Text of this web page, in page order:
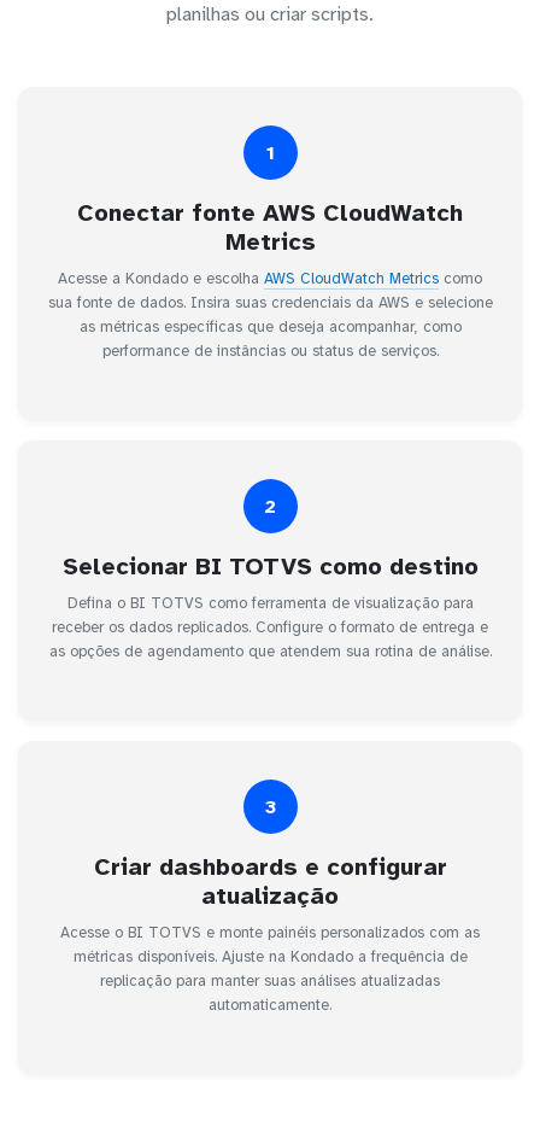
planilhas ou criar scripts.
1
Conectar fonte AWS CloudWatch
Metrics
Acesse a Kondado e escolha AWS CloudWatch Metrics como
sua fonte de dados. Insira suas credenciais da AWS e selecione
as métricas específicas que deseja acompanhar, como
performance de instâncias ou status de serviços.
2
Selecionar BI TOTVS como destino
Defina o BI TOTVS como ferramenta de visualização para
receber os dados replicados. Configure o formato de entrega e
as opções de agendamento que atendem sua rotina de análise.
3
Criar dashboards e configurar
atualização
Acesse o BI TOTVS e monte painéis personalizados com as
métricas disponíveis. Ajuste na Kondado a frequência de
replicação para manter suas análises atualizadas
automaticamente.